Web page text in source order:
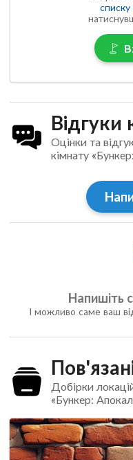
списку
Відгуки
Оцінки та
кімнату
Напишіть
І можливо саме ваш
Добірки
«Бункер: